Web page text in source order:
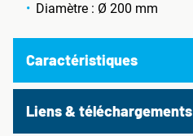
Diamètre : Ø 200 mm
Caractéristiques
Liens & téléchargements